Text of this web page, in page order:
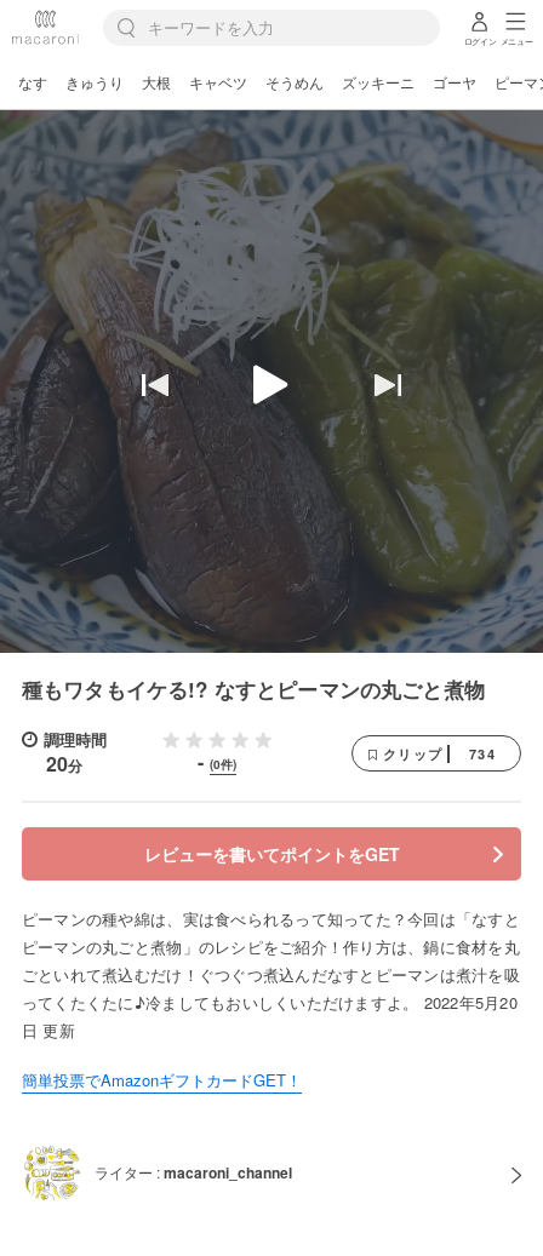
ログイン メニュー
なす きゅうり 大根 キャベツ そうめん ズッキーニ ゴーヤ ピーマ
種もワタもイケる!? なすとピーマンの丸ごと煮物
調理時間
20分 - (0件)
クリップ 734
レビューを書いてポイントをGET
ピーマンの種や綿は、実は食べられるって知ってた？今回は「なすと
ピーマンの丸ごと煮物」のレシピをご紹介！作り方は、鍋に食材を丸
ごといれて煮込むだけ！ぐつぐつ煮込んだなすとピーマンは煮汁を吸
ってくたくたに♪冷ましてもおいしくいただけますよ。 2022年5月20
日 更新
簡単投票でAmazonギフトカードGET！
ライター :macaroni_channel